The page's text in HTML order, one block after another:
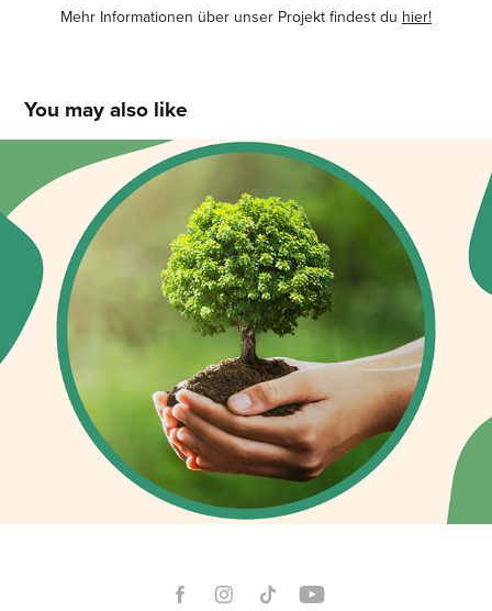
Mehr Informationen über unser Projekt findest du hier!
You may also like
Weltumwelttag an der FH Technikum WIEN
5.Juni 2023, 18h